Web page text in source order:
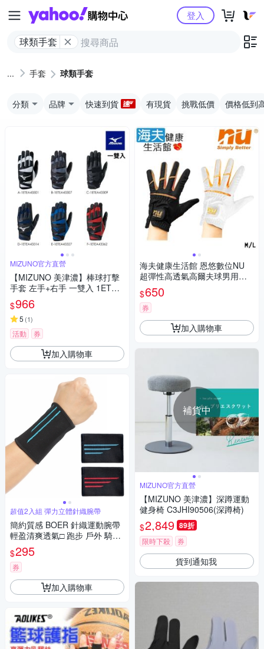
Yahoo購物中心
球類手套
登入
手套 球類手套
分類 品牌 快速到貨 有現貨 挑戰低價 價格低到
MIZUNO官方直營
【MIZUNO 美津濃】棒球打擊
手套 左手+右手 一雙入 1ETEA
433XX(打擊手套)
$966
5 (1)
活動 券
加入購物車
超值2入組 彈力立體針織腕帶
簡約質感 BOER 針織運動腕帶
輕盈清爽透氣□ 跑步 戶外 騎車
健身 運動 保護 腕帶 擦汗吸汗
親膚好配戴 穿戴舒適 手腕巾□
超值2入組!!
$295
券
加入購物車
海夫健康生活館 恩悠數位NU
超彈性高透氣高爾夫球男用手
套 左手單入 黑/白 9GL171MB
O0
$650
券
加入購物車
補貨中
MIZUNO官方直營
【MIZUNO 美津濃】深蹲運動
健身椅 C3JHI90506(深蹲椅)
$2,849 89折
限時下殺 券
貨到通知我